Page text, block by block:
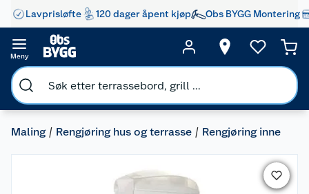
Lavprisløfte 120 dager åpent kjøp Obs BYGG Montering
Meny
Maling Rengjøring hus og terrasse Rengjøring inne